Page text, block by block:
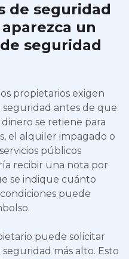
de seguridad
un
seguridad
propietarios exigen
antes de que
se retiene para
el alquiler impagado o
públicos
recibir una nota por
se indique cuánto
puede
puede solicitar
más alto. Esto